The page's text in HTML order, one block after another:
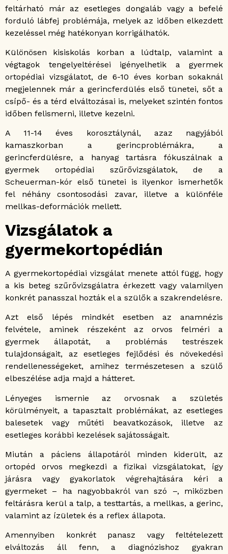
feltárható már az esetleges dongaláb vagy a befelé
forduló lábfej problémája, melyek az időben elkezdett
kezeléssel még hatékonyan korrigálhatók.
Különösen kisiskolás korban a lúdtalp, valamint a
végtagok tengelyeltérései igényelhetik a gyermek
ortopédiai vizsgálatot, de 6-10 éves korban sokaknál
megjelennek már a gerincferdülés első tünetei, sőt a
csípő- és a térd elváltozásai is, melyeket szintén fontos
időben felismerni, illetve kezelni.
A 11-14 éves korosztálynál, azaz nagyjából
kamaszkorban a gerincproblémákra, a
gerincferdülésre, a hanyag tartásra fókuszálnak a
gyermek ortopédiai szűrővizsgálatok, de a
Scheuerman-kór első tünetei is ilyenkor ismerhetők
fel néhány csontosodási zavar, illetve a különféle
mellkas-deformációk mellett.
Vizsgálatok a
gyermekortopédián
A gyermekortopédiai vizsgálat menete attól függ, hogy
a kis beteg szűrővizsgálatra érkezett vagy valamilyen
konkrét panasszal hozták el a szülők a szakrendelésre.
Azt első lépés mindkét esetben az anamnézis
felvétele, aminek részeként az orvos felméri a
gyermek állapotát, a problémás testrészek
tulajdonságait, az esetleges fejlődési és növekedési
rendellenességeket, amihez természetesen a szülő
elbeszélése adja majd a hátteret.
Lényeges ismernie az orvosnak a születés
körülményeit, a tapasztalt problémákat, az esetleges
balesetek vagy műtéti beavatkozások, illetve az
esetleges korábbi kezelések sajátosságait.
Miután a páciens állapotáról minden kiderült, az
ortopéd orvos megkezdi a fizikai vizsgálatokat, így
járásra vagy gyakorlatok végrehajtására kéri a
gyermeket – ha nagyobbakról van szó –, miközben
feltárásra kerül a talp, a testtartás, a mellkas, a gerinc,
valamint az ízületek és a reflex állapota.
Amennyiben konkrét panasz vagy feltételezett
elváltozás áll fenn, a diagnózishoz gyakran